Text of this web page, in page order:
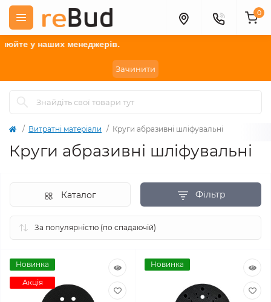
менеджерів.
Зачинити
0
Витратні матеріали Круги абразивні шліфувальні
Круги абразивні шліфувальні
Фільтр
Каталог
Новинка
Акція
Новинка